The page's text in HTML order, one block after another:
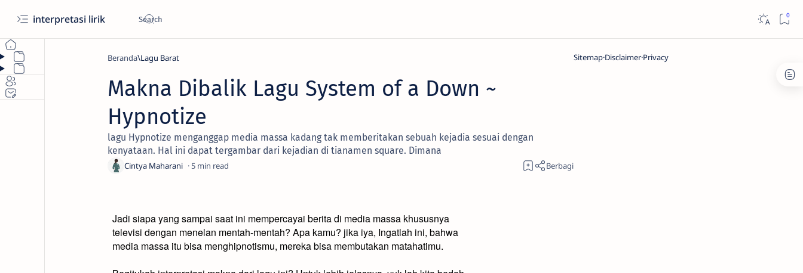
interpretasi lirik
Beranda Lagu Barat
Makna Dibalik Lagu System of a Down ~
Hypnotize
lagu Hypnotize menganggap media massa kadang tak memberitakan sebuah kejadia sesuai dengan
kenyataan. Hal ini dapat tergambar dari kejadian di tianamen square. Dimana
5
Jadi siapa yang sampai saat ini mempercayai berita di media massa khususnya
televisi dengan menelan mentah-mentah? Apa kamu? jika iya, Ingatlah ini, bahwa
media massa itu bisa menghipnotismu, mereka bisa membutakan matahatimu.
SitemapDisclaimerPrivacy